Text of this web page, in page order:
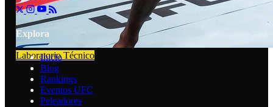
Laboratorio Técnico
Explora
Inicio
Blog
Rankings
Eventos UFC
Peleadores